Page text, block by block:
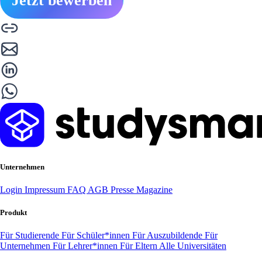
Unternehmen
Login Impressum FAQ AGB Presse Magazine
Produkt
Für Studierende Für Schüler*innen Für Auszubildende Für
Unternehmen Für Lehrer*innen Für Eltern Alle Universitäten